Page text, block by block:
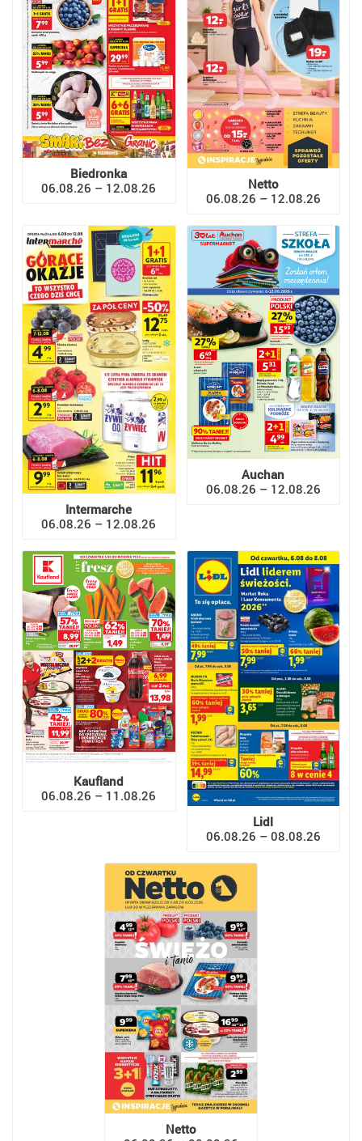
Biedronka
06.08.26 – 12.08.26
Netto
06.08.26 – 12.08.26
Intermarche
06.08.26 – 12.08.26
Auchan
06.08.26 – 12.08.26
Kaufland
06.08.26 – 11.08.26
Lidl
06.08.26 – 08.08.26
Netto